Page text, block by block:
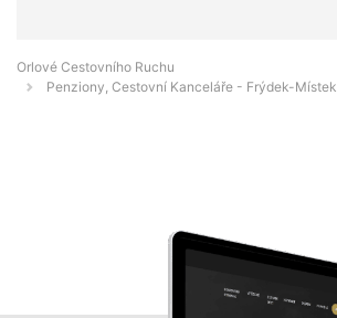
Orlové Cestovního Ruchu
Penziony, Cestovní Kanceláře - Frýdek-Místek